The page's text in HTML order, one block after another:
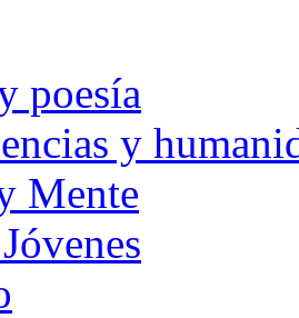
poesía
y
Mente